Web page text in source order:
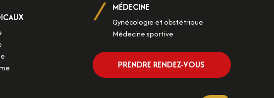
MÉDECINE
Gynécologie et obstétrique
Médecine sportive
PRENDRE RENDEZ-VOUS